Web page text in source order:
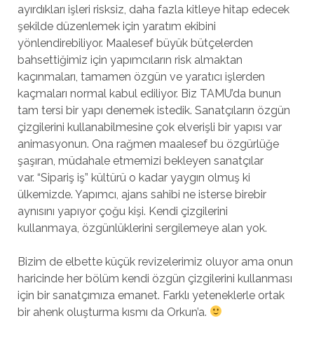
ayırdıkları işleri risksiz, daha fazla kitleye hitap edecek
şekilde düzenlemek için yaratım ekibini
yönlendirebiliyor. Maalesef büyük bütçelerden
bahsettiğimiz için yapımcıların risk almaktan
kaçınmaları, tamamen özgün ve yaratıcı işlerden
kaçmaları normal kabul ediliyor. Biz TAMU’da bunun
tam tersi bir yapı denemek istedik. Sanatçıların özgün
çizgilerini kullanabilmesine çok elverişli bir yapısı var
animasyonun. Ona rağmen maalesef bu özgürlüğe
şaşıran, müdahale etmemizi bekleyen sanatçılar
var. “Sipariş iş” kültürü o kadar yaygın olmuş ki
ülkemizde. Yapımcı, ajans sahibi ne isterse birebir
aynısını yapıyor çoğu kişi. Kendi çizgilerini
kullanmaya, özgünlüklerini sergilemeye alan yok.
Bizim de elbette küçük revizelerimiz oluyor ama onun
haricinde her bölüm kendi özgün çizgilerini kullanması
için bir sanatçımıza emanet. Farklı yeteneklerle ortak
bir ahenk oluşturma kısmı da Orkun’a.